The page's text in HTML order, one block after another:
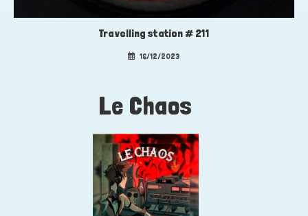
Travelling station # 211
16/12/2023
Le Chaos